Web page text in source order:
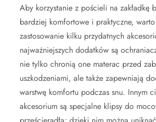
Aby korzystanie z pościeli na zakładkę
bardziej komfortowe i praktyczne,
zastosowanie kilku przydatnych
najważniejszych dodatków są
nie tylko chronią one materac przed
uszkodzeniami, ale także zapewniają
warstwę komfortu podczas snu. Innym
akcesorium są specjalne klipsy do